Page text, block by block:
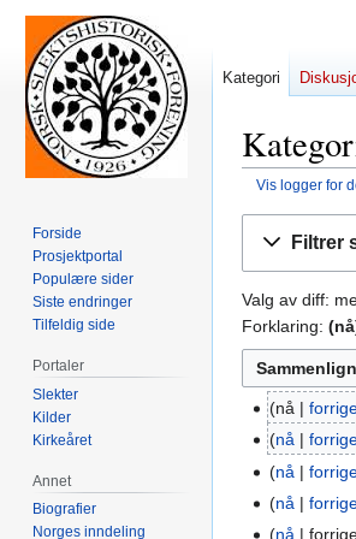
Vis logger for
Filtrer
Valg av diff:
Forklaring:
21.
sep.
2012
nå
I
n
g
e
18.
sep.
2012
nå
nå
Inå
Inå
Kategori
Forside
Prosjektportal
Populære sider
Siste endringer
Tilfeldig side
Portaler
Slekter
Kilder
Kirkeåret
Annet
Biografier
Norges inndeling